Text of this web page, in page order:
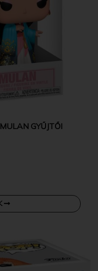
GYŰJTŐI